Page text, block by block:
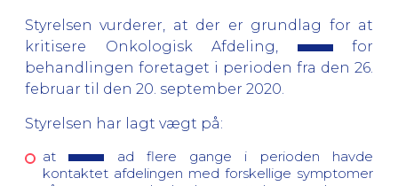
Styrelsen vurderer, at der er grundlag for at
kritisere Onkologisk Afdeling,
for
behandlingen foretaget i perioden fra den 26.
februar til den 20. september 2020.
Styrelsen har lagt vægt på:
at
ad flere gange i perioden havde
kontaktet afdelingen med forskellige symptomer